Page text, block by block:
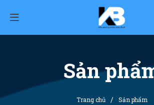
Sản
Trang chủ / Sản phẩm